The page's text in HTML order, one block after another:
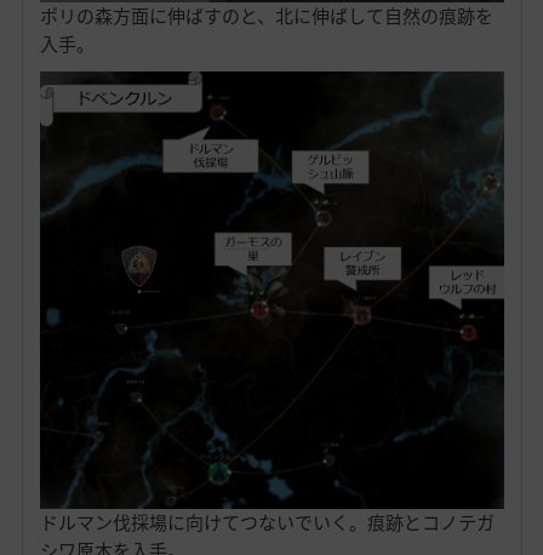
ポリの森方面に伸ばすのと、北に伸ばして自然の痕跡を
入手。
ドルマン伐採場に向けてつないでいく。痕跡とコノテガ
シワ原木を入手。